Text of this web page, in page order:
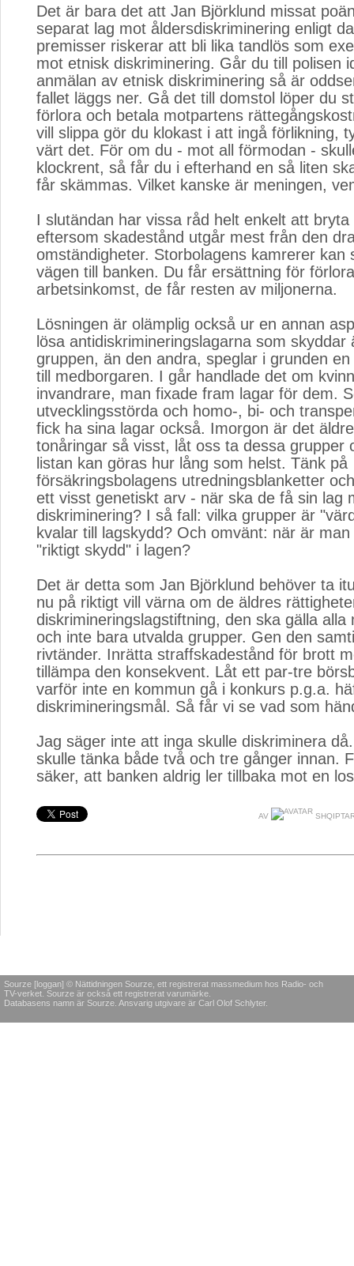
Det är bara det att Jan Björklund missat
separat lag mot åldersdiskriminering enligt
premisser riskerar att bli lika tandlös som
mot etnisk diskriminering. Går du till polisen
anmälan av etnisk diskriminering så är
fallet läggs ner. Gå det till domstol löper du
förlora och betala motpartens
vill slippa gör du klokast i att ingå förlikning,
värt det. För om du - mot all förmodan -
klockrent, så får du i efterhand en så liten
får skämmas. Vilket kanske är meningen,
I slutändan har vissa råd helt enkelt att
eftersom skadestånd utgår mest från den
omständigheter. Storbolagens kamrerer kan
vägen till banken. Du får ersättning för
arbetsinkomst, de får resten av miljonerna.
Lösningen är olämplig också ur en annan
lösa antidiskrimineringslagarna som skyddar
gruppen, än den andra, speglar i grunden
till medborgaren. I går handlade det om
invandrare, man fixade fram lagar för dem.
utvecklingsstörda och homo-, bi- och
fick ha sina lagar också. Imorgon är det
tonåringar så visst, låt oss ta dessa grupper
listan kan göras hur lång som helst. Tänk på
försäkringsbolagens utredningsblanketter
ett visst genetiskt arv - när ska de få sin lag
diskriminering? I så fall: vilka grupper är
kvalar till lagskydd? Och omvänt: när är
"riktigt skydd" i lagen?
Det är detta som Jan Björklund behöver ta
nu på riktigt vill värna om de äldres
diskrimineringslagstiftning, den ska gälla alla
och inte bara utvalda grupper. Gen den
rivtänder. Inrätta straffskadestånd för brott
tillämpa den konsekvent. Låt ett par-tre
varför inte en kommun gå i konkurs p.g.a.
diskrimineringsmål. Så får vi se vad som
Jag säger inte att inga skulle diskriminera
skulle tänka både två och tre gånger innan.
säker, att banken aldrig ler tillbaka mot en
AV
Sourze [loggan] © Nättidningen Sourze, ett registrerat massmedium hos Radio- och
TV-verket. Sourze är också ett registrerat varumärke.
Databasens namn är Sourze. Ansvarig utgivare är Carl Olof Schlyter.